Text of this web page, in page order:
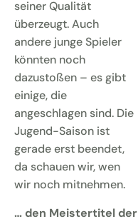
seiner Qualität
überzeugt. Auch
andere junge Spieler
könnten noch
dazustoßen – es gibt
einige, die
angeschlagen sind. Die
Jugend-Saison ist
gerade erst beendet,
da schauen wir, wen
wir noch mitnehmen.
… den Meistertitel der